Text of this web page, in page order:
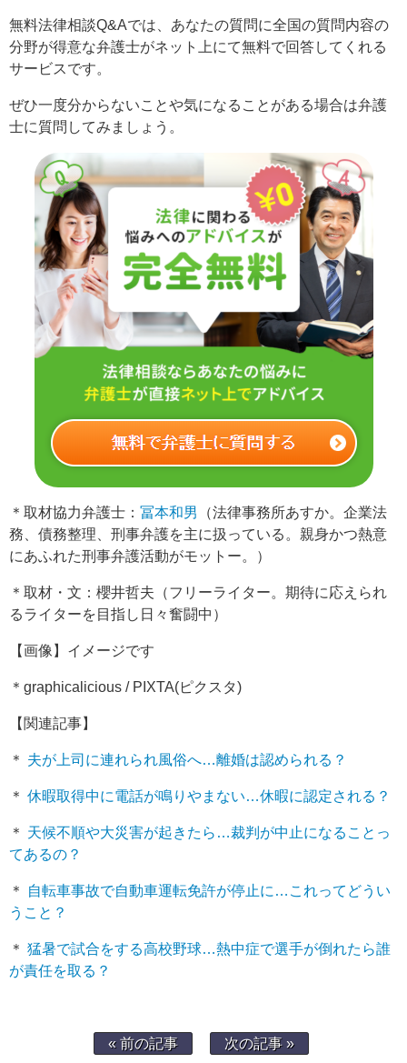
無料法律相談Q&Aでは、あなたの質問に全国の質問内容の
分野が得意な弁護士がネット上にて無料で回答してくれる
サービスです。
ぜひ一度分からないことや気になることがある場合は弁護
士に質問してみましょう。
＊取材協力弁護士： 冨本和男
（法律事務所あすか。企業法
務、債務整理、刑事弁護を主に扱っている。親身かつ熱意
にあふれた刑事弁護活動がモットー。）
＊取材・文：櫻井哲夫（フリーライター。期待に応えられ
るライターを目指し日々奮闘中）
【画像】イメージです
＊graphicalicious / PIXTA(ピクスタ)
【関連記事】
＊ 夫が上司に連れられ風俗へ…離婚は認められる？
＊ 休暇取得中に電話が鳴りやまない…休暇に認定される？
＊ 天候不順や大災害が起きたら…裁判が中止になることっ
てあるの？
＊
自転車事故で自動車運転免許が停止に…これってどうい
うこと？
＊ 猛暑で試合をする高校野球…熱中症で選手が倒れたら誰
が責任を取る？
« 前の記事 次の記事 »